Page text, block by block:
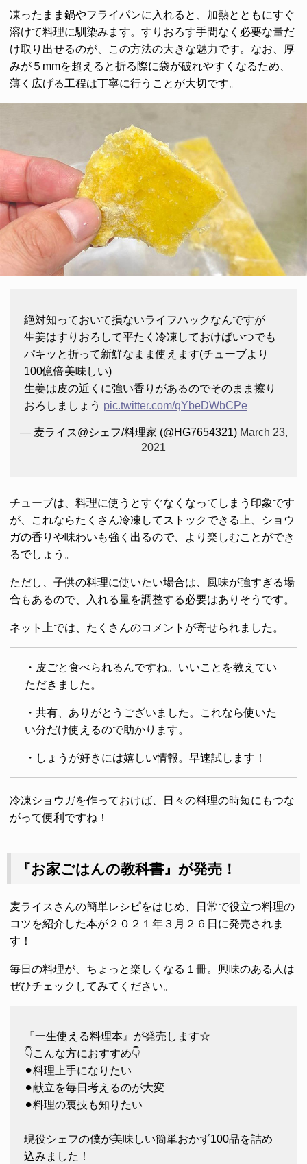
凍ったまま鍋やフライパンに入れると、加熱とともにすぐ
溶けて料理に馴染みます。すりおろす手間なく必要な量だ
け取り出せるのが、この方法の大きな魅力です。なお、厚
みが５mmを超えると折る際に袋が破れやすくなるため、
薄く広げる工程は丁寧に行うことが大切です。
絶対知っておいて損ないライフハックなんですが
生姜はすりおろして平たく冷凍しておけばいつでも
パキッと折って新鮮なまま使えます(チューブより
100億倍美味しい)
生姜は皮の近くに強い香りがあるのでそのまま擦り
おろしましょう pic.twitter.com/qYbeDWbCPe
— 麦ライス@シェフ/料理家 (@HG7654321) March 23,
2021
チューブは、料理に使うとすぐなくなってしまう印象です
が、これならたくさん冷凍してストックできる上、ショウ
ガの香りや味わいも強く出るので、より楽しむことができ
るでしょう。
ただし、子供の料理に使いたい場合は、風味が強すぎる場
合もあるので、入れる量を調整する必要はありそうです。
ネット上では、たくさんのコメントが寄せられました。
・皮ごと食べられるんですね。いいことを教えてい
ただきました。
・共有、ありがとうございました。これなら使いた
い分だけ使えるので助かります。
・しょうが好きには嬉しい情報。早速試します！
冷凍ショウガを作っておけば、日々の料理の時短にもつな
がって便利ですね！
『お家ごはんの教科書』が発売！
麦ライスさんの簡単レシピをはじめ、日常で役立つ料理の
コツを紹介した本が２０２１年３月２６日に発売されま
す！
毎日の料理が、ちょっと楽しくなる１冊。興味のある人は
ぜひチェックしてみてください。
『一生使える料理本』が発売します☆
👇こんな方におすすめ👇
⚫︎料理上手になりたい
⚫︎献立を毎日考えるのが大変
⚫︎料理の裏技も知りたい
現役シェフの僕が美味しい簡単おかず100品を詰め
込みました！